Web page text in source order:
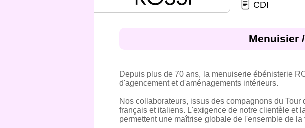
CDI
Menuisier
Depuis plus de 70 ans, la menuiserie ébénisterie
d'agencement et d'aménagements intérieurs.
Nos collaborateurs, issus des compagnons du
français et italiens. L'exigence de notre clientèle et
permettent une maîtrise globale de l'ensemble de